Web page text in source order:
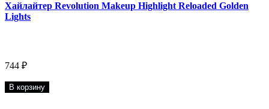
Хайлайтер Revolution Makeup Highlight Reloaded Golden
Lights
744 ₽
В корзину